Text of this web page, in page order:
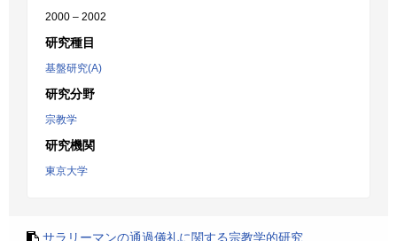
2000 – 2002
研究種目
基盤研究(A)
研究分野
宗教学
研究機関
東京大学
サラリーマンの通過儀礼に関する宗教学的研究